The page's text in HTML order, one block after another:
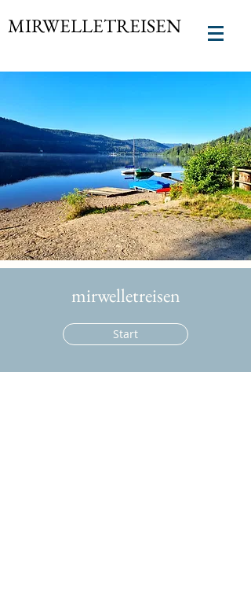
MIRWELLETREISEN
mirwelletreisen
Start